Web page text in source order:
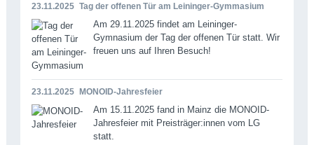
23.11.2025 Tag der offenen Tür am Leininger-Gymmasium
Am 29.11.2025 findet am Leininger-
Gymnasium der Tag der offenen Tür statt. Wir
freuen uns auf Ihren Besuch!
23.11.2025 MONOID-Jahresfeier
Am 15.11.2025 fand in Mainz die MONOID-
Jahresfeier mit Preisträger:innen vom LG
statt.